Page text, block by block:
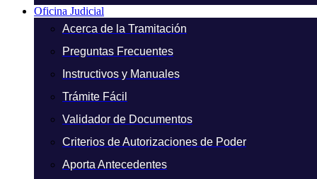
Oficina Judicial
Acerca de la Tramitación
Preguntas Frecuentes
Instructivos y Manuales
Trámite Fácil
Validador de Documentos
Criterios de Autorizaciones de Poder
Aporta Antecedentes